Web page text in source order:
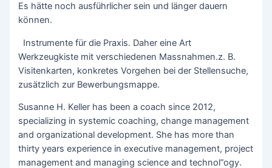
Es hätte noch ausführlicher sein und länger dauern
können.
Instrumente für die Praxis. Daher eine Art
Werkzeugkiste mit verschiedenen Massnahmen.z. B.
Visitenkarten, konkretes Vorgehen bei der Stellensuche,
zusätzlich zur Bewerbungsmappe.
Susanne H. Keller has been a coach since 2012,
specializing in systemic coaching, change management
and organizational development. She has more than
thirty years experience in executive management, project
management and managing science and technol”ogy.